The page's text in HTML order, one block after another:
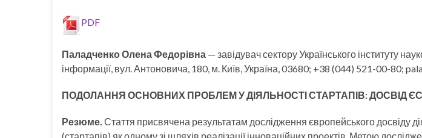
PDF
Паладченко Олена Федорівна — завідувач сектору Українського інституту
інформації, вул. Антоновича, 180, м. Київ, Україна, 03680; +38 (044) 521-00-80;
ПОДОЛАННЯ ОСНОВНИХ ПРОБЛЕМ У ДІЯЛЬНОСТІ СТАРТАПІВ: ДОСВІД
Резюме. Стаття присвячена результатам дослідження європейського досвіду